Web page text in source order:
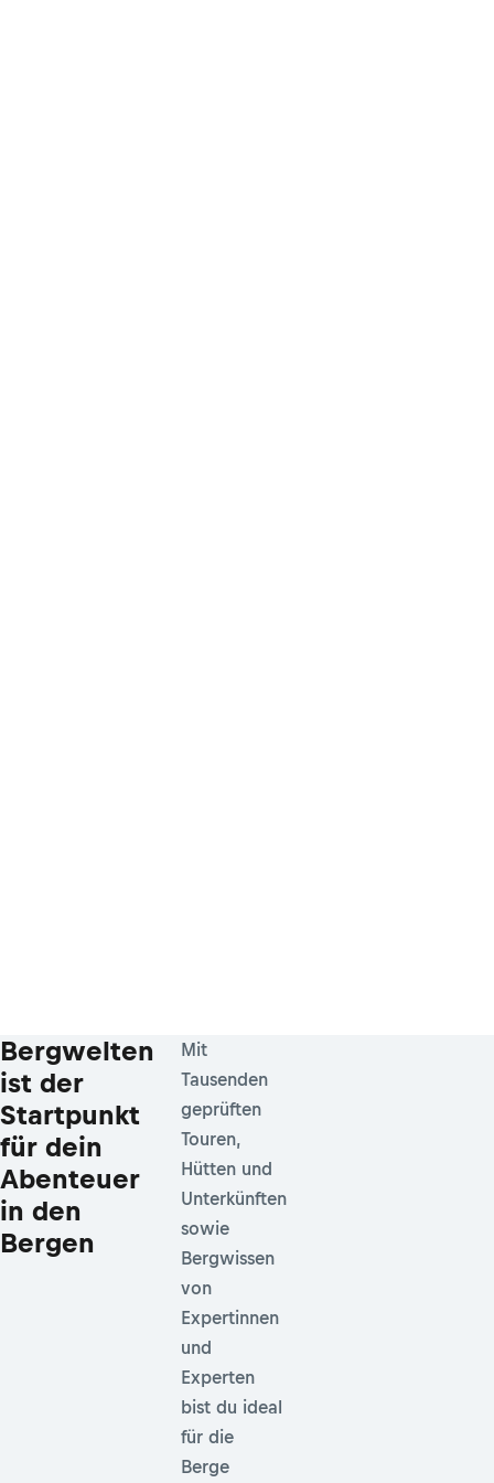
Bergwelten
ist der
Startpunkt
für dein
Abenteuer
in den
Bergen
Mit
Tausenden
geprüften
Touren,
Hütten und
Unterkünften
sowie
Bergwissen
von
Expertinnen
und
Experten
bist du ideal
für die
Berge